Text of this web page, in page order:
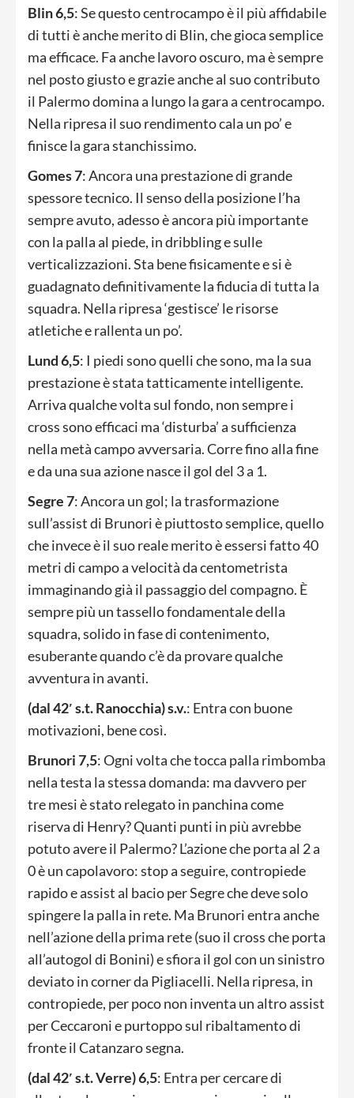
Blin 6,5: Se questo centrocampo è il più affidabile
di tutti è anche merito di Blin, che gioca semplice
ma efficace. Fa anche lavoro oscuro, ma è sempre
nel posto giusto e grazie anche al suo contributo
il Palermo domina a lungo la gara a centrocampo.
Nella ripresa il suo rendimento cala un po’ e
finisce la gara stanchissimo.
Gomes 7: Ancora una prestazione di grande
spessore tecnico. Il senso della posizione l’ha
sempre avuto, adesso è ancora più importante
con la palla al piede, in dribbling e sulle
verticalizzazioni. Sta bene fisicamente e si è
guadagnato definitivamente la fiducia di tutta la
squadra. Nella ripresa ‘gestisce’ le risorse
atletiche e rallenta un po’.
Lund 6,5: I piedi sono quelli che sono, ma la sua
prestazione è stata tatticamente intelligente.
Arriva qualche volta sul fondo, non sempre i
cross sono efficaci ma ‘disturba’ a sufficienza
nella metà campo avversaria. Corre fino alla fine
e da una sua azione nasce il gol del 3 a 1.
Segre 7: Ancora un gol; la trasformazione
sull’assist di Brunori è piuttosto semplice, quello
che invece è il suo reale merito è essersi fatto 40
metri di campo a velocità da centometrista
immaginando già il passaggio del compagno. È
sempre più un tassello fondamentale della
squadra, solido in fase di contenimento,
esuberante quando c’è da provare qualche
avventura in avanti.
(dal 42′ s.t. Ranocchia) s.v.: Entra con buone
motivazioni, bene così.
Brunori 7,5: Ogni volta che tocca palla rimbomba
nella testa la stessa domanda: ma davvero per
tre mesi è stato relegato in panchina come
riserva di Henry? Quanti punti in più avrebbe
potuto avere il Palermo? L’azione che porta al 2 a
0 è un capolavoro: stop a seguire, contropiede
rapido e assist al bacio per Segre che deve solo
spingere la palla in rete. Ma Brunori entra anche
nell’azione della prima rete (suo il cross che porta
all’autogol di Bonini) e sfiora il gol con un sinistro
deviato in corner da Pigliacelli. Nella ripresa, in
contropiede, per poco non inventa un altro assist
per Ceccaroni e purtoppo sul ribaltamento di
fronte il Catanzaro segna.
(dal 42′ s.t. Verre) 6,5: Entra per cercare di